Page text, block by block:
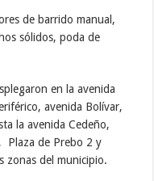
de barrido manual,
sólidos, poda de
en la avenida
avenida Bolívar,
la avenida Cedeño,
Plaza de Prebo 2 y
zonas del municipio.